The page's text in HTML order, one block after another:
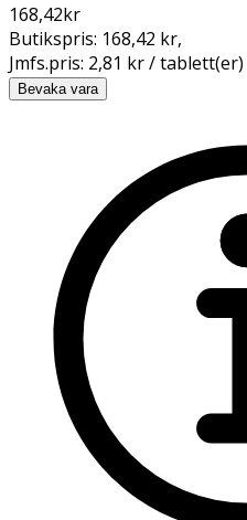
168,42kr
Butikspris: 168,42 kr,
Jmfs.pris: 2,81 kr / tablett(er)
Bevaka vara